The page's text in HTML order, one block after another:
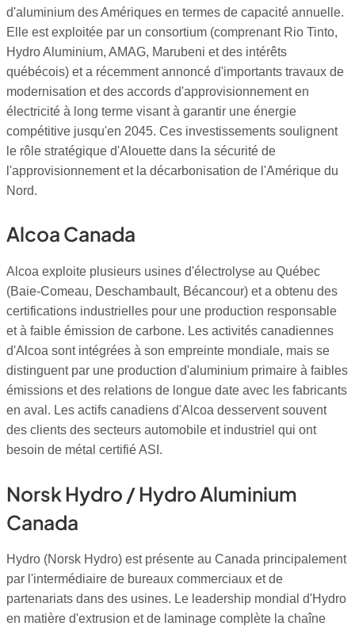
d'aluminium des Amériques en termes de capacité annuelle.
Elle est exploitée par un consortium (comprenant Rio Tinto,
Hydro Aluminium, AMAG, Marubeni et des intérêts
québécois) et a récemment annoncé d'importants travaux de
modernisation et des accords d'approvisionnement en
électricité à long terme visant à garantir une énergie
compétitive jusqu'en 2045. Ces investissements soulignent
le rôle stratégique d'Alouette dans la sécurité de
l'approvisionnement et la décarbonisation de l'Amérique du
Nord.
Alcoa Canada
Alcoa exploite plusieurs usines d'électrolyse au Québec
(Baie-Comeau, Deschambault, Bécancour) et a obtenu des
certifications industrielles pour une production responsable
et à faible émission de carbone. Les activités canadiennes
d'Alcoa sont intégrées à son empreinte mondiale, mais se
distinguent par une production d'aluminium primaire à faibles
émissions et des relations de longue date avec les fabricants
en aval. Les actifs canadiens d'Alcoa desservent souvent
des clients des secteurs automobile et industriel qui ont
besoin de métal certifié ASI.
Norsk Hydro / Hydro Aluminium
Canada
Hydro (Norsk Hydro) est présente au Canada principalement
par l'intermédiaire de bureaux commerciaux et de
partenariats dans des usines. Le leadership mondial d'Hydro
en matière d'extrusion et de laminage complète la chaîne